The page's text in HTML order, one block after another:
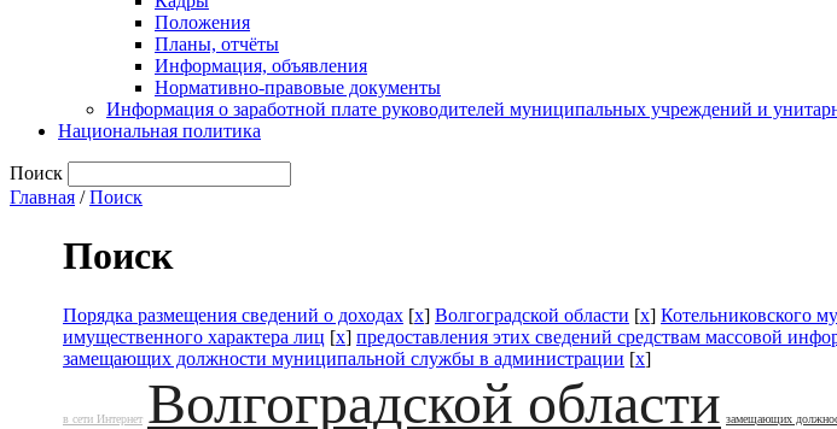
Положения
Планы, отчёты
Информация, объявления
Нормативно-правовые документы
Информация о заработной плате руководителей муниципальных учреждений и
Национальная политика
Поиск
Главная /Поиск
Поиск
Порядка размещения сведений о доходах [x] Волгоградской области [x] Котельниковского
имущественного характера лиц [x] предоставления этих сведений средствам массовой
замещающих должности муниципальной службы в администрации [x]
в сети Интернет Волгоградской области замещающих